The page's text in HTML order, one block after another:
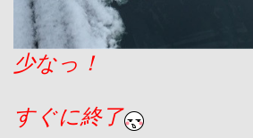
少なっ！
すぐに終了